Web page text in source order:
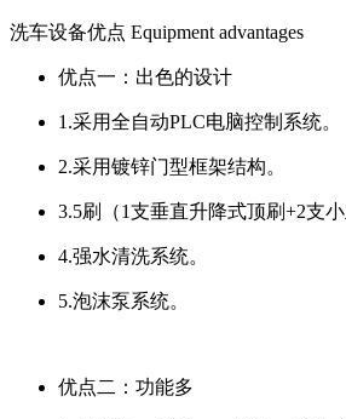
洗车设备优点 Equipment advantages
优点一：出色的设计
1.采用全自动PLC电脑控制系统。
2.采用镀锌门型框架结构。
3.5刷（1支垂直升降式顶刷+2支
4.强水清洗系统。
5.泡沫泵系统。
优点二：功能多